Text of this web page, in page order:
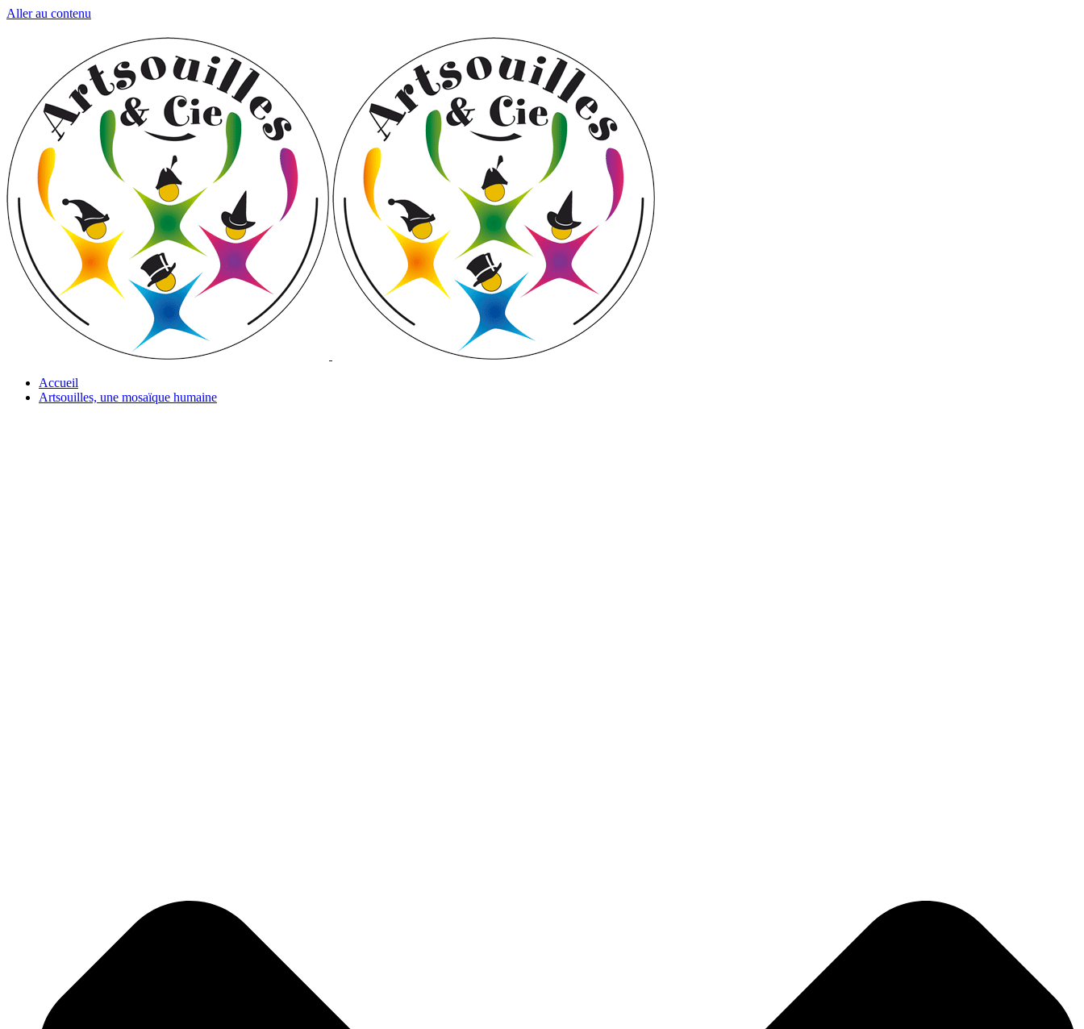
Aller au contenu
Accueil
Artsouilles, une mosaïque humaine